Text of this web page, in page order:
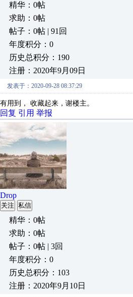
精华：0帖
求助：0帖
帖子：0帖 | 91回
年度积分：0
历史总积分：190
注册：2020年9月09日
发表于：2020-09-28 08:37:29
有用到， 收藏起来，谢楼主。
回复 引用 举报
Drop
关注 私信
精华：0帖
求助：0帖
帖子：0帖 | 3回
年度积分：0
历史总积分：103
注册：2020年9月10日